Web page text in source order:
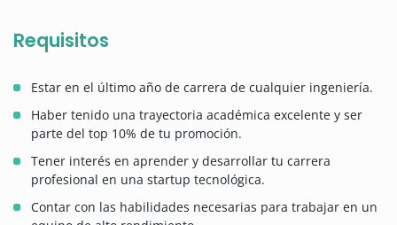
Requisitos
Estar en el último año de carrera de cualquier ingeniería.
Haber tenido una trayectoria académica excelente y ser
parte del top 10% de tu promoción.
Tener interés en aprender y desarrollar tu carrera
profesional en una startup tecnológica.
Contar con las habilidades necesarias para trabajar en un